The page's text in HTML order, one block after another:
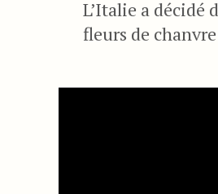
L’Italie a décidé
fleurs de